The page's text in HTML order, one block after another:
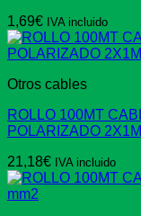
1,69€ IVA incluido
Otros cables
ROLLO 100MT
POLARIZADO
21,18€ IVA incluido